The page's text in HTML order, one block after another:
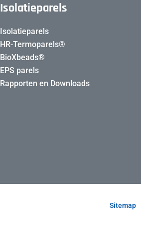
Isolatieparels
Isolatieparels
HR-Termoparels®
BioXbeads®
EPS parels
Rapporten en Downloads
Sitemap